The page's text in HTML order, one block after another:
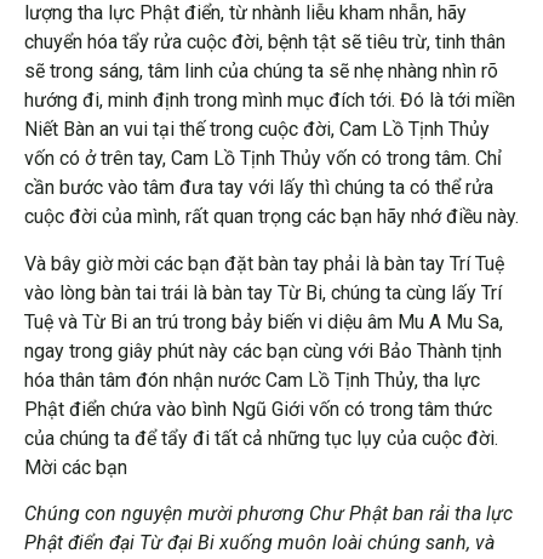
lượng tha lực Phật điển, từ nhành liễu kham nhẫn, hãy
chuyển hóa tẩy rửa cuộc đời, bệnh tật sẽ tiêu trừ, tinh thân
sẽ trong sáng, tâm linh của chúng ta sẽ nhẹ nhàng nhìn rõ
hướng đi, minh định trong mình mục đích tới. Đó là tới miền
Niết Bàn an vui tại thế trong cuộc đời, Cam Lồ Tịnh Thủy
vốn có ở trên tay, Cam Lồ Tịnh Thủy vốn có trong tâm. Chỉ
cần bước vào tâm đưa tay với lấy thì chúng ta có thể rửa
cuộc đời của mình, rất quan trọng các bạn hãy nhớ điều này.
Và bây giờ mời các bạn đặt bàn tay phải là bàn tay Trí Tuệ
vào lòng bàn tai trái là bàn tay Từ Bi, chúng ta cùng lấy Trí
Tuệ và Từ Bi an trú trong bảy biến vi diệu âm Mu A Mu Sa,
ngay trong giây phút này các bạn cùng với Bảo Thành tịnh
hóa thân tâm đón nhận nước Cam Lồ Tịnh Thủy, tha lực
Phật điển chứa vào bình Ngũ Giới vốn có trong tâm thức
của chúng ta để tẩy đi tất cả những tục lụy của cuộc đời.
Mời các bạn
Chúng con nguyện mười phương Chư Phật ban rải tha lực
Phật điển đại Từ đại Bi xuống muôn loài chúng sanh, và